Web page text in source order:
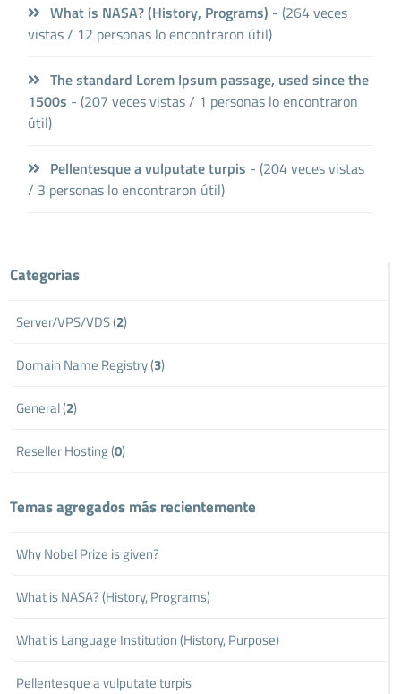
What is NASA? (History, Programs) - (264 veces
vistas / 12 personas lo encontraron útil)
The standard Lorem Ipsum passage, used since the
1500s - (207 veces vistas / 1 personas lo encontraron
útil)
Pellentesque a vulputate turpis - (204 veces vistas
/ 3 personas lo encontraron útil)
Categorias
Server/VPS/VDS (2)
Domain Name Registry (3)
General (2)
Reseller Hosting (0)
Temas agregados más recientemente
Why Nobel Prize is given?
What is NASA? (History, Programs)
What is Language Institution (History, Purpose)
Pellentesque a vulputate turpis